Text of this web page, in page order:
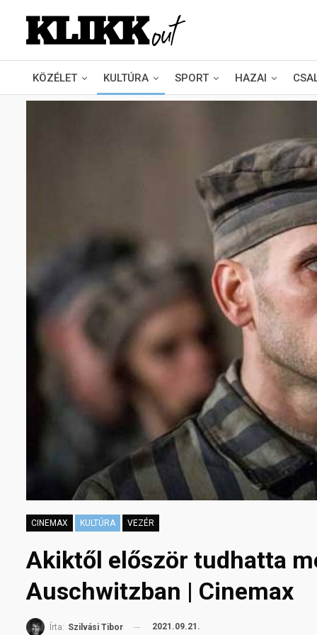
KÖZÉLET KULTÚRA SPORT HAZAI
CINEMAX KULTÚRA VEZÉR
Akiktől először tudhatta
Auschwitzban | Cinemax
Írta: Szilvási Tibor 2021.09.21.